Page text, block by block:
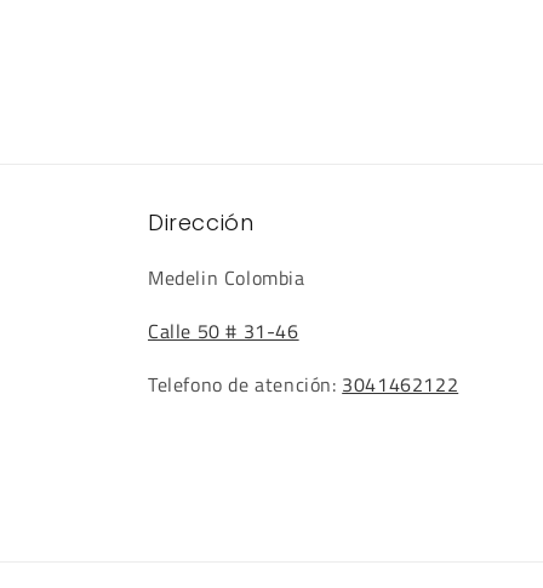
Dirección
Medelin Colombia
Calle 50 # 31-46
Telefono de atención: 3041462122